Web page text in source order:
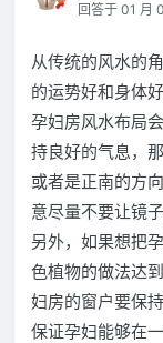
回答于 01 月
从传统的风水的
的运势好和身体
孕妇房风水布局
持良好的气息，
或者是正南的方
意尽量不要让镜
另外，如果想把
色植物的做法达
妇房的窗户要保
保证孕妇能够在